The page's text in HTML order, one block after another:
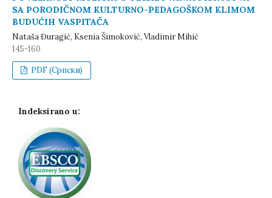
SA PORODIČNOM KULTURNO-PEDAGOŠKOM KLIMOM
BUDUĆIH VASPITAČA
Nataša Đuragić, Ksenia Šimoković, Vladimir Mihić
145-160
PDF (Cрпски)
Indeksirano u: